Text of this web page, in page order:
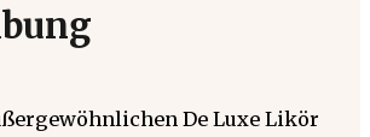
De Luxe Likör